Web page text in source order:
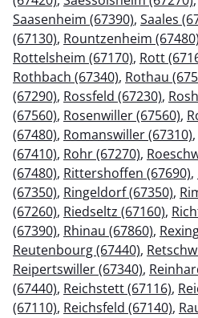
Saasenheim (67390), Saales
(67130), Rountzenheim (67480)
Rottelsheim (67170), Rott
Rothbach (67340), Rothau
(67290), Rossfeld (67230),
(67560), Rosenwiller (67560),
(67480), Romanswiller (67310),
(67410), Rohr (67270),
(67480), Rittershoffen (67690),
(67350), Ringeldorf (67350),
(67260), Riedseltz (67160),
(67390), Rhinau (67860),
Reutenbourg (67440),
Reipertswiller (67340),
(67440), Reichstett (67116),
(67110), Reichsfeld (67140),